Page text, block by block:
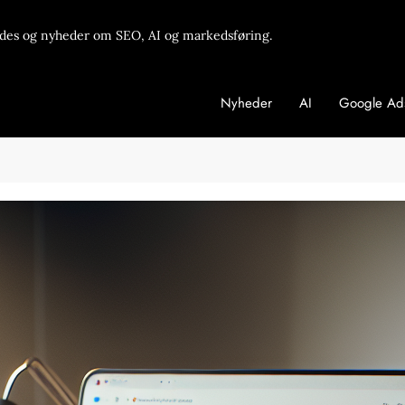
og nyheder om SEO, AI og markedsføring.
Nyheder AI Google